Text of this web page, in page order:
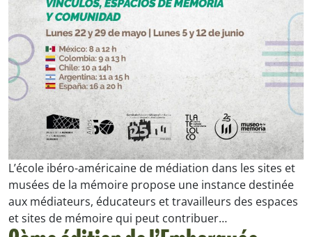
L’école ibéro-américaine de médiation dans les sites et
musées de la mémoire propose une instance destinée
aux médiateurs, éducateurs et travailleurs des espaces
et sites de mémoire qui peut contribuer…